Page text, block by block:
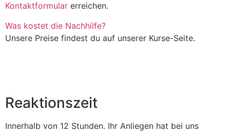
Kontaktformular erreichen.
Was kostet die Nachhilfe?
Unsere Preise findest du auf unserer Kurse-Seite.
Reaktionszeit
Innerhalb von 12 Stunden. Ihr Anliegen hat bei uns